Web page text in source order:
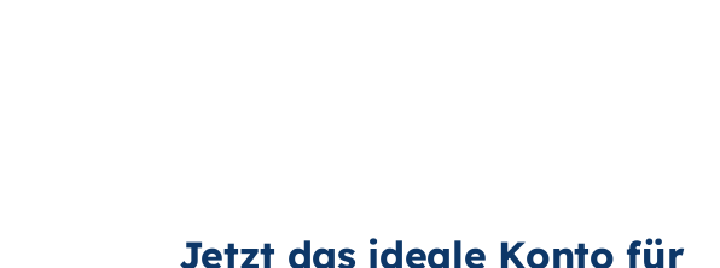
Jetzt das ideale Konto für